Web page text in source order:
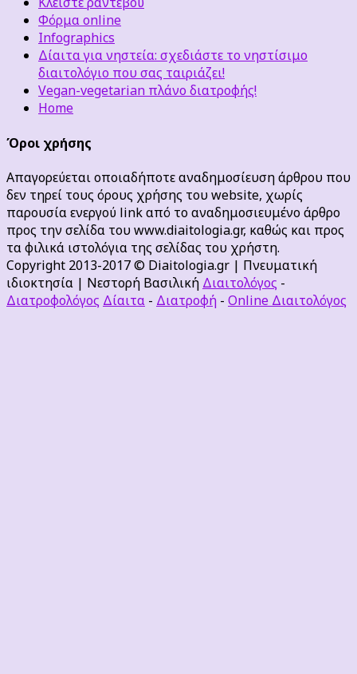
Φόρμα online
Infographics
Δίαιτα για νηστεία: σχεδιάστε το νηστίσιμο
διαιτολόγιο που σας ταιριάζει!
Vegan-vegetarian πλάνο διατροφής!
Home
Όροι χρήσης
Απαγορεύεται οποιαδήποτε αναδημοσίευση άρθρου που
δεν τηρεί τους όρους χρήσης του website, χωρίς
παρουσία ενεργού link από το αναδημοσιευμένο άρθρο
προς την σελίδα του www.diaitologia.gr, καθώς και προς
τα φιλικά ιστολόγια της σελίδας του χρήστη.
Copyright 2013-2017 © Diaitologia.gr | Πνευματική
ιδιοκτησία | Νεστορή Βασιλική Διαιτολόγος -
Διατροφολόγος Δίαιτα - Διατροφή - Online Διαιτολόγος